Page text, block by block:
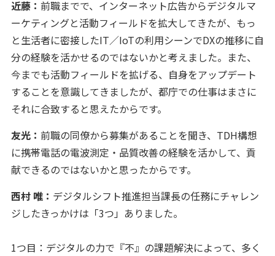
近藤： 前職までで、インターネット広告からデジタルマ
ーケティングと活動フィールドを拡大してきたが、もっ
と生活者に密接したIT／IoTの利用シーンでDXの推移に自
分の経験を活かせるのではないかと考えました。また、
今までも活動フィールドを拡げる、自身をアップデート
することを意識してきましたが、都庁での仕事はまさに
それに合致すると思えたからです。
友光： 前職の同僚から募集があることを聞き、TDH構想
に携帯電話の電波測定・品質改善の経験を活かして、貢
献できるのではないかと思ったからです。
西村 唯： デジタルシフト推進担当課長の任務にチャレン
ジしたきっかけは「3つ」ありました。
1つ目：デジタルの力で『不』の課題解決によって、多く